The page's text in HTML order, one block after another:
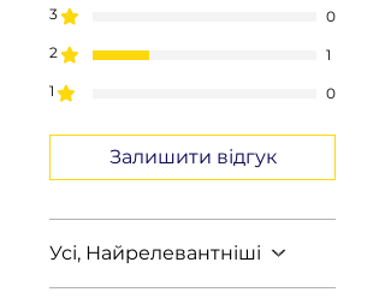
3
0
2
1
1
0
Залишити відгук
Усі, Найрелевантніші